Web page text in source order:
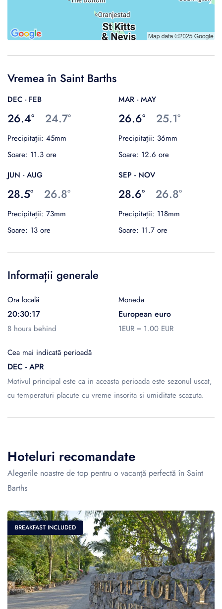
Vremea în Saint Barths
DEC - FEB
26.4° 24.7°
Precipitații: 45mm
Soare: 11.3 ore
MAR - MAY
26.6° 25.1°
Precipitații: 36mm
Soare: 12.6 ore
JUN - AUG
28.5° 26.8°
Precipitații: 73mm
Soare: 13 ore
SEP - NOV
28.6° 26.8°
Precipitații: 118mm
Soare: 11.7 ore
Informații generale
Ora locală
20:30:17
8 hours behind
Moneda
European euro
1EUR = 1.00 EUR
Cea mai indicată perioadă
DEC - APR
Motivul principal este ca in aceasta perioada este sezonul uscat,
cu temperaturi placute cu vreme insorita si umiditate scazuta.
Hoteluri recomandate
Alegerile noastre de top pentru o vacanță perfectă în Saint
Barths
BREAKFAST INCLUDED